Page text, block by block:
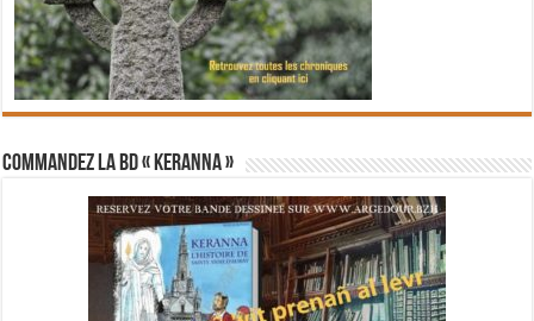
Commandez la BD « Keranna »